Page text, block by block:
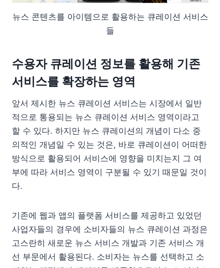
뉴스 콘텐츠를 아이템으로 활용하는 큐레이션 서비스
들
수용자 큐레이션 정보를 활용해 기존
서비스를 확장하는 영역
앞서 제시한 뉴스 큐레이션 서비스는 시장에서 일반
적으로 통용되는 뉴스 큐레이션 서비스 영역이라고
할 수 있다. 하지만 뉴스 큐레이션의 개념이 다소 중
의적인 개념일 수 있는 것은, 바로 큐레이션이 어떠한
방식으로 활용되어 서비스에 영향을 미치는지 그 여
부에 따라 서비스 영역이 구분될 수 있기 때문일 것이
다.
기존에 웹과 앱의 플랫폼 서비스를 제공하고 있었던
사업자들의 경우에 소비자들의 뉴스 큐레이션 과정은
고스란히 새로운 뉴스 서비스 개발과 기존 서비스 개
선 부문에서 활용된다. 소비자는 뉴스를 선택하고 소